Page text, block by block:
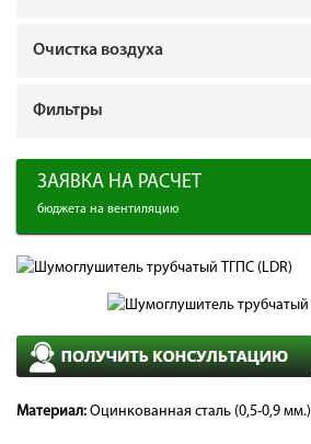
Очистка воздуха
Фильтры
ЗАЯВКА НА РАСЧЕТ
бюджета на вентиляцию
Материал: Оцинкованная сталь (0,5-0,9 мм.)